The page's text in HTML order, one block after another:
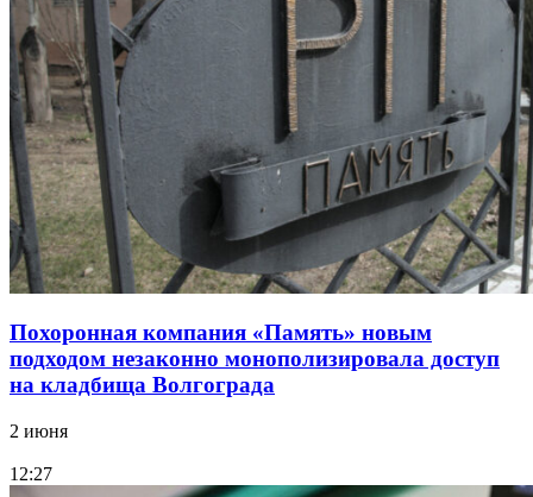
Похоронная компания «Память» новым
подходом незаконно монополизировала доступ
на кладбища Волгограда
2 июня
12:27